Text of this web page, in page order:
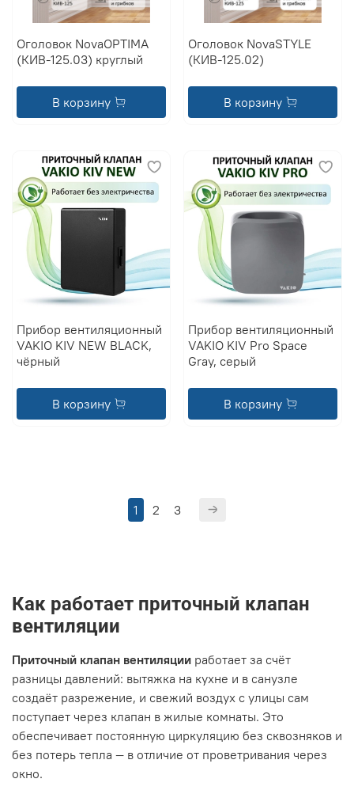
Оголовок NovaOPTIMA
(КИВ-125.03) круглый
В корзину
Оголовок NovaSTYLE
(КИВ-125.02)
В корзину
Прибор вентиляционный
VAKIO KIV NEW BLACK,
чёрный
В корзину
Прибор вентиляционный
VAKIO KIV Pro Space
Gray, серый
В корзину
1 2 3
Как работает приточный клапан
вентиляции
Приточный клапан вентиляции работает за счёт
разницы давлений: вытяжка на кухне и в санузле
создаёт разрежение, и свежий воздух с улицы сам
поступает через клапан в жилые комнаты. Это
обеспечивает постоянную циркуляцию без сквозняков и
без потерь тепла — в отличие от проветривания через
окно.